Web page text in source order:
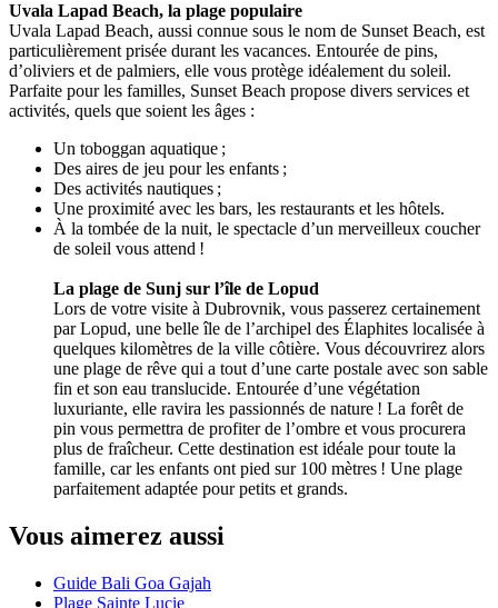
Uvala Lapad Beach, la plage populaire
Uvala Lapad Beach, aussi connue sous le nom de Sunset Beach, est
particulièrement prisée durant les vacances. Entourée de pins,
d’oliviers et de palmiers, elle vous protège idéalement du soleil.
Parfaite pour les familles, Sunset Beach propose divers services et
activités, quels que soient les âges :
Un toboggan aquatique ;
Des aires de jeu pour les enfants ;
Des activités nautiques ;
Une proximité avec les bars, les restaurants et les hôtels.
À la tombée de la nuit, le spectacle d’un merveilleux coucher
de soleil vous attend !
La plage de Sunj sur l’île de Lopud
Lors de votre visite à Dubrovnik, vous passerez certainement
par Lopud, une belle île de l’archipel des Élaphites localisée à
quelques kilomètres de la ville côtière. Vous découvrirez alors
une plage de rêve qui a tout d’une carte postale avec son sable
fin et son eau translucide. Entourée d’une végétation
luxuriante, elle ravira les passionnés de nature ! La forêt de
pin vous permettra de profiter de l’ombre et vous procurera
plus de fraîcheur. Cette destination est idéale pour toute la
famille, car les enfants ont pied sur 100 mètres ! Une plage
parfaitement adaptée pour petits et grands.
Vous aimerez aussi
Guide Bali Goa Gajah
Plage Sainte Lucie